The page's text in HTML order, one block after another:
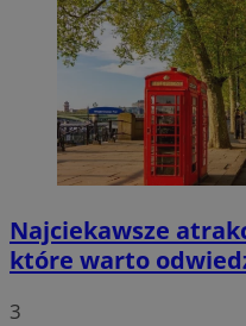
Najciekawsze
które warto
3